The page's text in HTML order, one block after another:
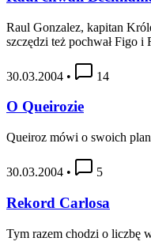
Raul Gonzalez, kapitan
szczędzi też pochwał Figo i
30.03.2004 • 14
O Queirozie
Queiroz mówi o swoich
30.03.2004 • 5
Rekord Carlosa
Tym razem chodzi o liczbę